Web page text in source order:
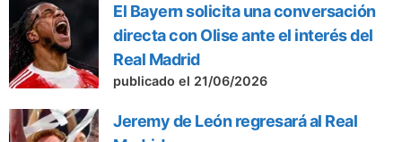
El Bayern solicita una conversación
directa con Olise ante el interés del
Real Madrid
publicado el 21/06/2026
Jeremy de León regresará al Real